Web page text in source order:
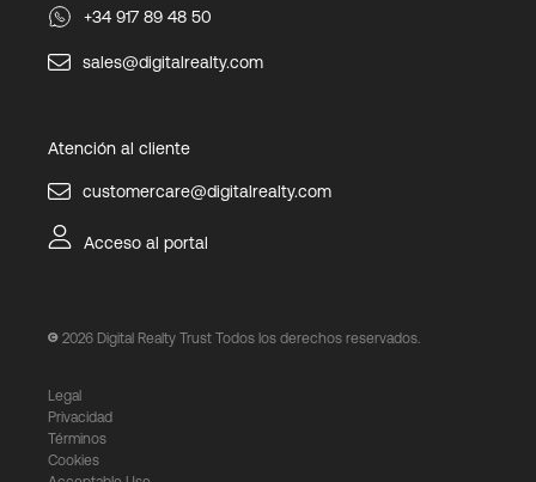
+34 917 89 48 50
sales@digitalrealty.com
Atención al cliente
customercare@digitalrealty.com
Acceso al portal
2026 Digital Realty Trust Todos los derechos reservados.
Legal
Privacidad
Términos
Cookies